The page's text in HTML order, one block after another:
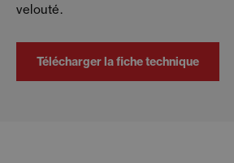
velouté.
Télécharger la fiche technique